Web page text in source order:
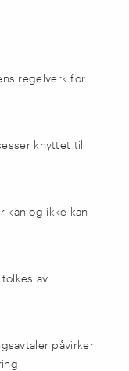
regelverk for
knyttet til
kan og ikke kan
av
påvirker